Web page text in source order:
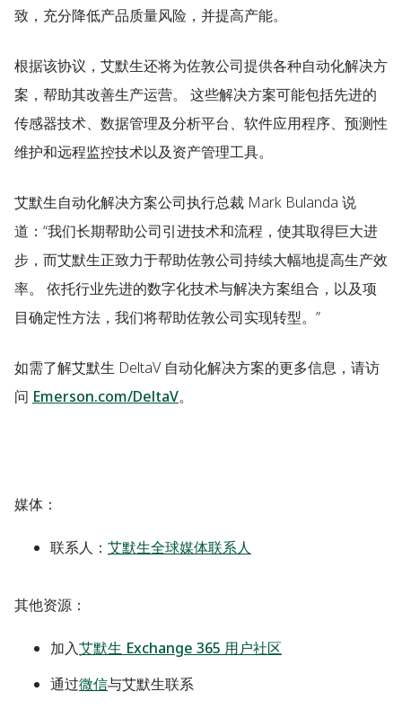
致，充分降低产品质量风险，并提高产能。
根据该协议，艾默生还将为佐敦公司提供各种自动化解决方
案，帮助其改善生产运营。 这些解决方案可能包括先进的
传感器技术、数据管理及分析平台、软件应用程序、预测性
维护和远程监控技术以及资产管理工具。
艾默生自动化解决方案公司执行总裁 Mark Bulanda 说
道：“我们长期帮助公司引进技术和流程，使其取得巨大进
步，而艾默生正致力于帮助佐敦公司持续大幅地提高生产效
率。 依托行业先进的数字化技术与解决方案组合，以及项
目确定性方法，我们将帮助佐敦公司实现转型。”
如需了解艾默生 DeltaV 自动化解决方案的更多信息，请访
问 Emerson.com/DeltaV。
媒体 ：
联系人： 艾默生全球媒体联系人
其他资源：
加入艾默生 Exchange 365 用户社区
通过微信与艾默生联系